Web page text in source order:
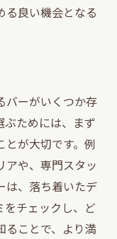
る良い機会となる
バーがいくつか存
ためには、まず
が大切です。例
アや、専門スタッ
は、落ち着いたデ
をチェックし、ど
ることで、より満